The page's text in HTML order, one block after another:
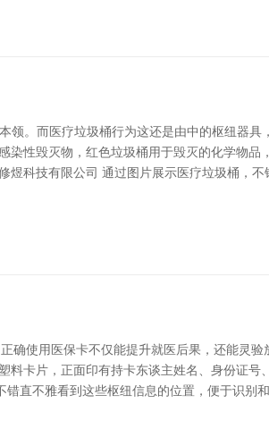
领。而医疗垃圾桶行为这还是由中的枢纽器具
性毁灭物，红色垃圾桶用于毁灭的化学物品
煜科技有限公司 通过图片展示医疗垃圾桶，不
确使用医保卡不仅能提升就医后果，还能灵验
料卡片，正面印有持卡东谈主姓名、身份证号
直不雅看到这些枢纽信息的位置，便于识别